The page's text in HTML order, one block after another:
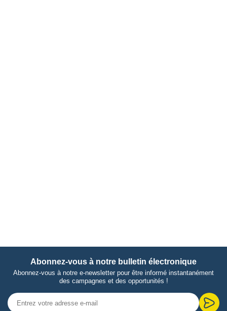
Abonnez-vous à notre bulletin électronique
Abonnez-vous à notre e-newsletter pour être informé instantanément
des campagnes et des opportunités !